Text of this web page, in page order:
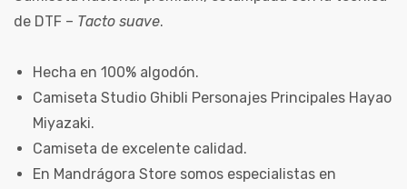
de DTF – Tacto suave.
Hecha en 100% algodón.
Camiseta Studio Ghibli Personajes Principales Hayao
Miyazaki.
Camiseta de excelente calidad.
En Mandrágora Store somos especialistas en